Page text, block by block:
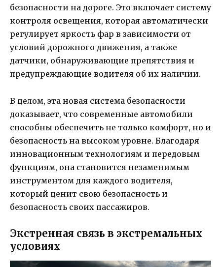
безопасности на дороге. Это включает систему
контроля освещения, которая автоматически
регулирует яркость фар в зависимости от
условий дорожного движения, а также
датчики, обнаруживающие препятствия и
предупреждающие водителя об их наличии.
В целом, эта новая система безопасности
доказывает, что современные автомобили
способны обеспечить не только комфорт, но и
безопасность на высоком уровне. Благодаря
инновационным технологиям и передовым
функциям, она становится незаменимым
инструментом для каждого водителя,
который ценит свою безопасность и
безопасность своих пассажиров.
Экстренная связь в экстремальных
условиях